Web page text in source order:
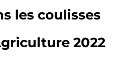
les coulisses
2022